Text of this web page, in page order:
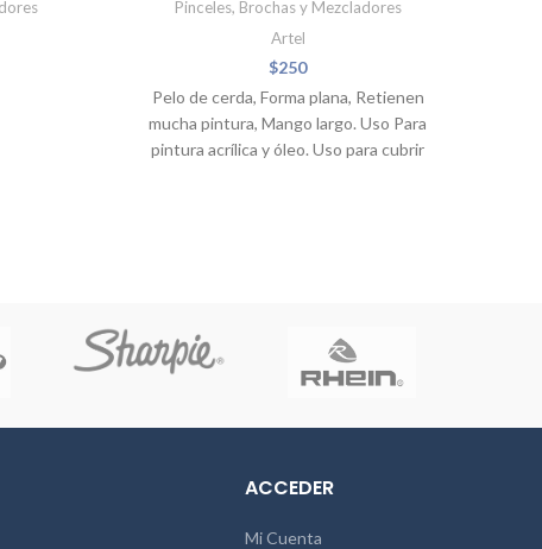
Pinceles, Brochas y Mezcladores
Artel
$250
Pelo de cerda, Forma plana, Retienen
mucha pintura, Mango largo. Uso Para
pintura acrílica y óleo. Uso para cubrir
ACCEDER
Mi Cuenta